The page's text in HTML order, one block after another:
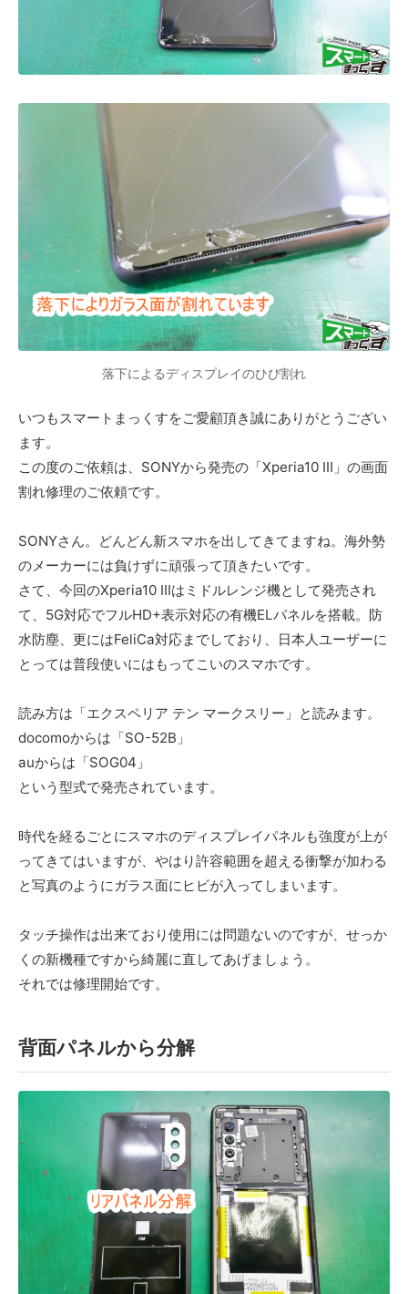
落下によるディスプレイのひび割れ
いつもスマートまっくすをご愛顧頂き誠にありがとうござい
ます。
この度のご依頼は、SONYから発売の「Xperia10 Ⅲ」の画面
割れ修理のご依頼です。
SONYさん。どんどん新スマホを出してきてますね。海外勢
のメーカーには負けずに頑張って頂きたいです。
さて、今回のXperia10 Ⅲはミドルレンジ機として発売され
て、5G対応でフルHD+表示対応の有機ELパネルを搭載。防
水防塵、更にはFeliCa対応までしており、日本人ユーザーに
とっては普段使いにはもってこいのスマホです。
読み方は「エクスペリア テン マークスリー」と読みます。
docomoからは「SO-52B」
auからは「SOG04」
という型式で発売されています。
時代を経るごとにスマホのディスプレイパネルも強度が上が
ってきてはいますが、やはり許容範囲を超える衝撃が加わる
と写真のようにガラス面にヒビが入ってしまいます。
タッチ操作は出来ており使用には問題ないのですが、せっか
くの新機種ですから綺麗に直してあげましょう。
それでは修理開始です。
背面パネルから分解